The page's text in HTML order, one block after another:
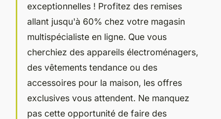
exceptionnelles ! Profitez des remises
allant jusqu'à 60% chez votre magasin
multispécialiste en ligne. Que vous
cherchiez des appareils électroménagers,
des vêtements tendance ou des
accessoires pour la maison, les offres
exclusives vous attendent. Ne manquez
pas cette opportunité de faire des